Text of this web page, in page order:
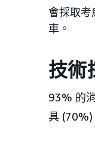
會採取考
車。
技術
93% 的
具 (70%)